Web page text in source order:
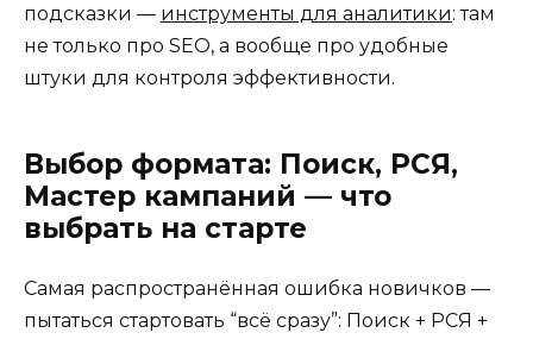
подсказки — инструменты для аналитики: там
не только про SEO, а вообще про удобные
штуки для контроля эффективности.
Выбор формата: Поиск, РСЯ,
Мастер кампаний — что
выбрать на старте
Самая распространённая ошибка новичков —
пытаться стартовать “всё сразу”: Поиск + РСЯ +